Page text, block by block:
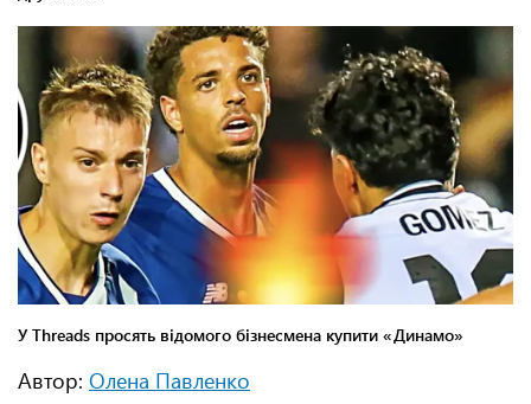
Автор: Олена Павленко